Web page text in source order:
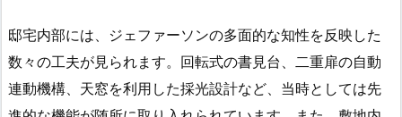
邸宅内部には、ジェファーソンの多面的な知性を反映した
数々の工夫が見られます。回転式の書見台、二重扉の自動
連動機構、天窓を利用した採光設計など、当時としては先